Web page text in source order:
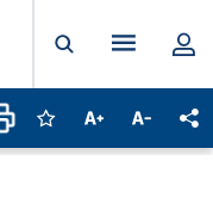
Ouvrir laMenu
Connectez-vous
Augmenter la